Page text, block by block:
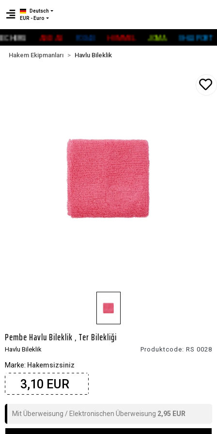
ADİDAS FOX40 HUMMEL JOMA UHLSPORT
Deutsch
EUR - Euro
Hakem Ekipmanları Havlu Bileklik
Pembe Havlu Bileklik , Ter Bilekliği
Havlu Bileklik Produktcode: RS 0028
Marke: Hakemsizsiniz
3,10 EUR
Mit Überweisung / Elektronischen Überweisung 2,95 EUR